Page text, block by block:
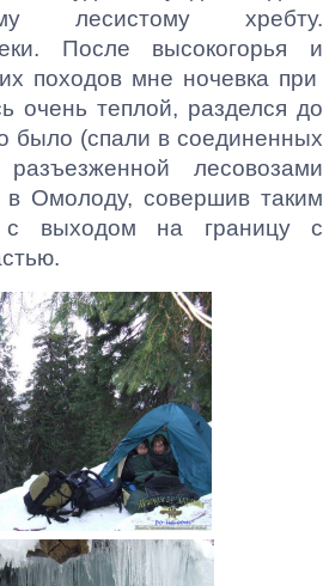
лесистому хребту.
После высокогорья и
походов мне ночевка при
очень теплой, разделся до
было (спали в соединенных
лесовозами
в Омолоду, совершив таким
с выходом на границу с